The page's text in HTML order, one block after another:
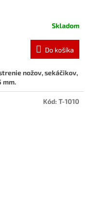
Skladom
Do košíka
nožov, sekáčikov,
mm.
Kód: T-1010